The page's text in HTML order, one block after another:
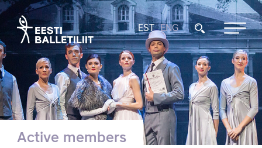
EST ENG
Active members